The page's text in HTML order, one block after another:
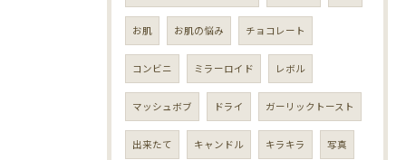
お肌 お肌の悩み チョコレート
コンビニ ミラーロイド レボル
マッシュボブ ドライ ガーリックトースト
出来たて キャンドル キラキラ 写真